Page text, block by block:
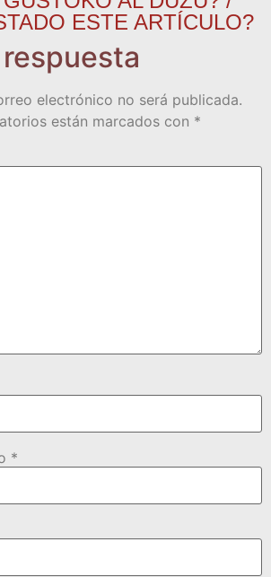
ESTE ARTÍCULO?
electrónico no será publicada.
están marcados con *
*